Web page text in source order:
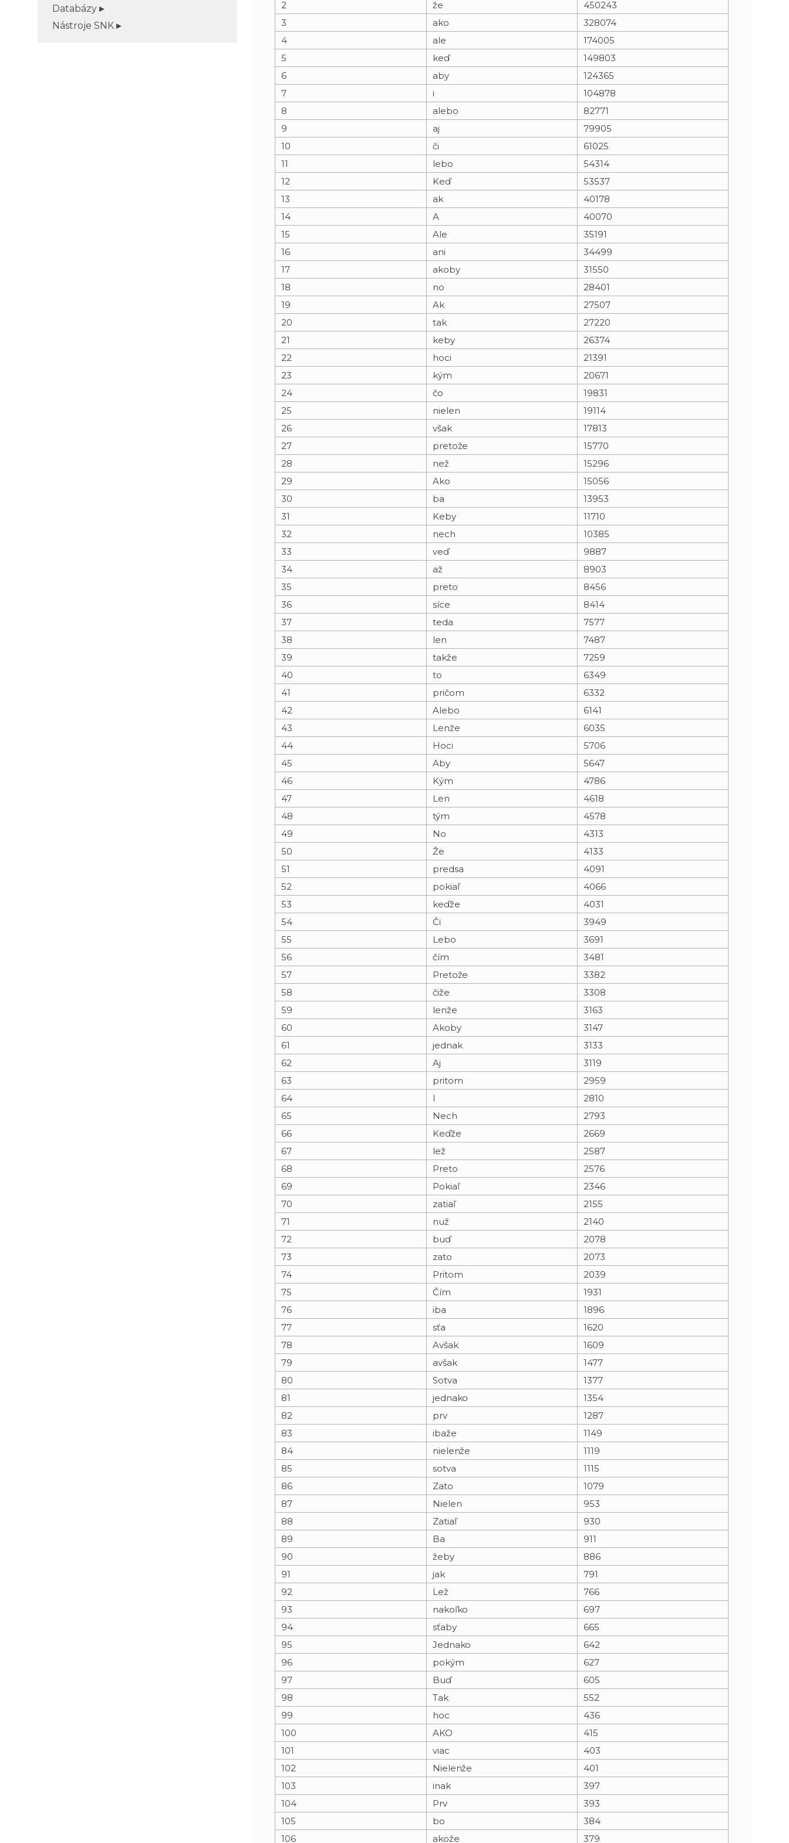
e
t
Databázy
Nástroje SNK
2
že
450243
3
ako
328074
4
ale
174005
5
keď
149803
6
aby
124365
7
i
104878
8
alebo
82771
9
aj
79905
10
či
61025
11
lebo
54314
12
Keď
53537
13
ak
40178
14
A
40070
15
Ale
35191
16
ani
34499
17
akoby
31550
18
no
28401
19
Ak
27507
20
tak
27220
21
keby
26374
22
hoci
21391
23
kým
20671
24
čo
19831
25
nielen
19114
26
však
17813
27
pretože
15770
28
než
15296
29
Ako
15056
30
ba
13953
31
Keby
11710
32
nech
10385
33
veď
9887
34
až
8903
35
preto
8456
36
síce
8414
37
teda
7577
38
len
7487
39
takže
7259
40
to
6349
41
pričom
6332
42
Alebo
6141
43
Lenže
6035
44
Hoci
5706
45
Aby
5647
46
Kým
4786
47
Len
4618
48
tým
4578
49
No
4313
50
Že
4133
51
predsa
4091
52
pokiaľ
4066
53
keďže
4031
54
Či
3949
55
Lebo
3691
56
čím
3481
57
Pretože
3382
58
čiže
3308
59
lenže
3163
60
Akoby
3147
61
jednak
3133
62
Aj
3119
63
pritom
2959
64
I
2810
65
Nech
2793
66
Keďže
2669
67
lež
2587
68
Preto
2576
69
Pokiaľ
2346
70
zatiaľ
2155
71
nuž
2140
72
buď
2078
73
zato
2073
74
Pritom
2039
75
Čím
1931
76
iba
1896
77
sťa
1620
78
Avšak
1609
79
avšak
1477
80
Sotva
1377
81
jednako
1354
82
prv
1287
83
ibaže
1149
84
nielenže
1119
85
sotva
1115
86
Zato
1079
87
Nielen
953
88
Zatiaľ
930
89
Ba
911
90
žeby
886
91
jak
791
92
Lež
766
93
nakoľko
697
94
sťaby
665
95
Jednako
642
96
pokým
627
97
Buď
605
98
Tak
552
99
hoc
436
100
AKO
415
101
viac
403
102
Nielenže
401
103
inak
397
104
Prv
393
105
bo
384
106
akože 379